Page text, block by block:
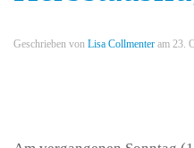
Geschrieben von Lisa Collmenter am 23.